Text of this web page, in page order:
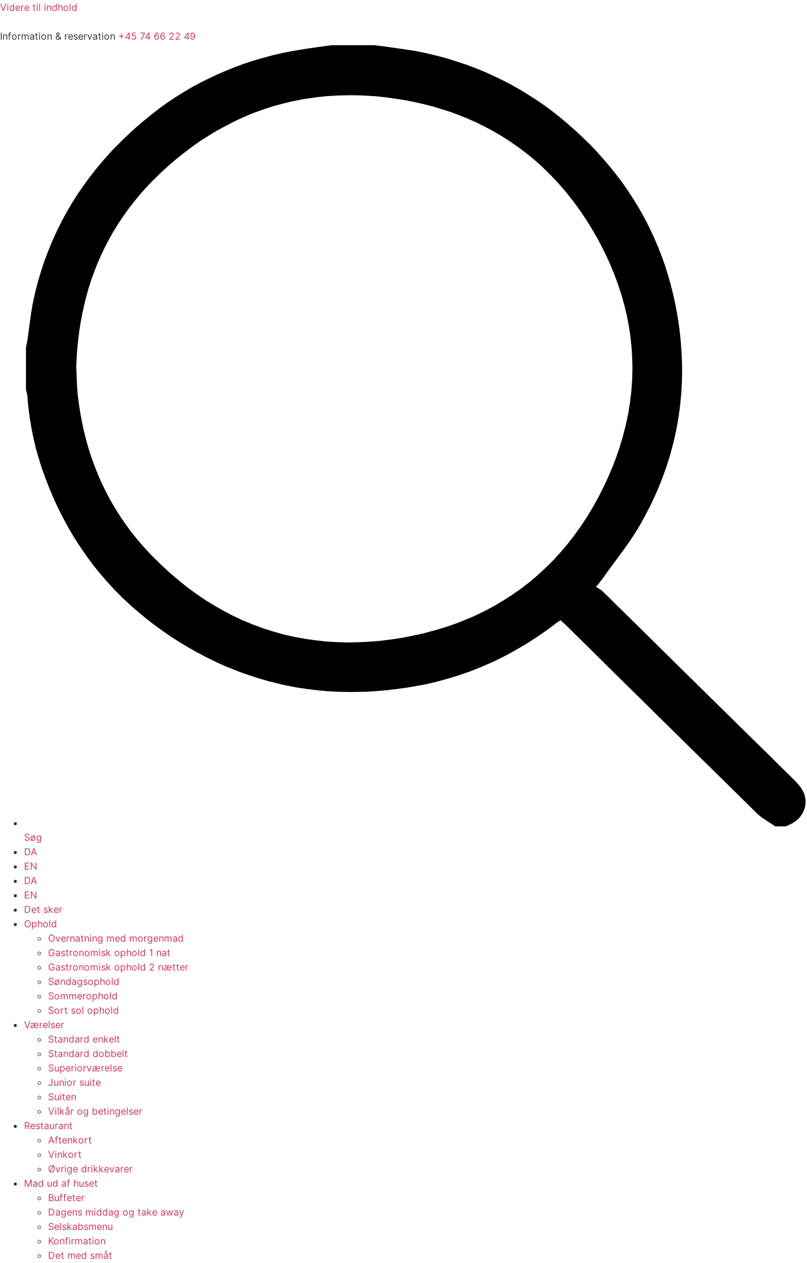
Videre til indhold
Information & reservation +45 74 66 22 49
Søg
DA
EN
DA
EN
Det sker
Ophold
Overnatning med morgenmad
Gastronomisk ophold 1 nat
Gastronomisk ophold 2 nætter
Søndagsophold
Sommerophold
Sort sol ophold
Værelser
Standard enkelt
Standard dobbelt
Superiorværelse
Junior suite
Suiten
Vilkår og betingelser
Restaurant
Aftenkort
Vinkort
Øvrige drikkevarer
Mad ud af huset
Buffeter
Dagens middag og take away
Selskabsmenu
Konfirmation
Det med småt